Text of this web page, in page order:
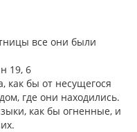
все они были
19, 6
как бы от несущегося
где они находились.
как бы огненные, и